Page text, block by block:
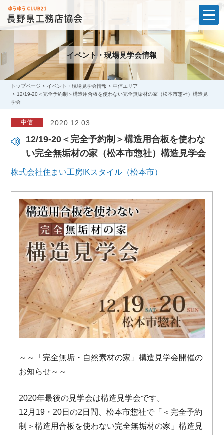
t
o
g
g
l
e
a
v
イベント・現場見学会情報
トップページ イベント・現場見学会情報
中信エリア
12/19-20＜完全予約制＞構造用合板を使わない完全無垢材の家（松本市惣社）構造見
学会
中信 2020.12.03
12/19-20＜完全予約制＞構造用合板を使わな
い完全無垢材の家（松本市惣社）構造見学会
株式会社住まい工房IKスタイル（松本市）
～～「完全無垢・自然素材の家」構造見学会開催の
お知らせ～～
2020年最後の見学会は構造見学会です。
12月19・20日の2日間、松本市惣社で「＜完全予約
制＞構造用合板を使わない完全無垢材の家」構造見